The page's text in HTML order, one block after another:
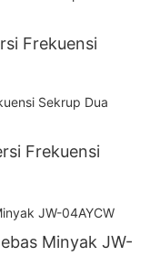
Frekuensi
Frekuensi
Minyak JW-